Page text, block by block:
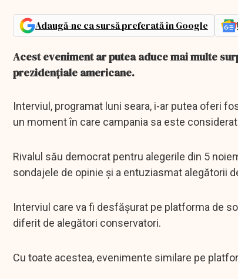
Adaugă-ne ca sursă preferată în Google
Acest eveniment ar putea aduce mai multe
prezidențiale americane.
Interviul, programat luni seara, i-ar putea oferi
un moment în care campania sa este
Rivalul său democrat pentru alegerile din 5
sondajele de opinie și a entuziasmat alegătorii
Interviul care va fi desfășurat pe platforma de
diferit de alegători conservatori.
Cu toate acestea, evenimente similare pe